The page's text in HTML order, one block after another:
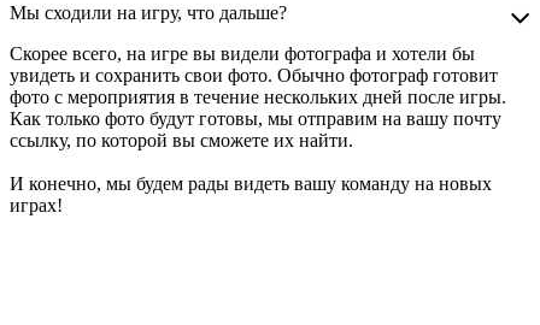
Мы сходили на игру, что дальше?
Скорее всего, на игре вы видели фотографа и хотели бы
увидеть и сохранить свои фото. Обычно фотограф готовит
фото с мероприятия в течение нескольких дней после игры.
Как только фото будут готовы, мы отправим на вашу почту
ссылку, по которой вы сможете их найти.
И конечно, мы будем рады видеть вашу команду на новых
играх!